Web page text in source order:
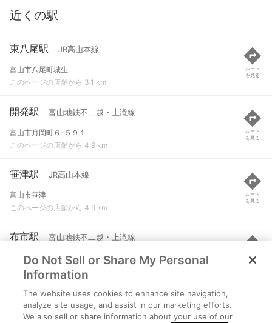
近くの駅
東八尾駅 JR高山本線
富山市八尾町城生
このページの店舗から 3.1 km
ルート
を見る
開発駅 富山地鉄不二越・上滝線
富山市月岡町６-５９１
このページの店舗から 4.9 km
ルート
を見る
笹津駅 JR高山本線
富山市笹津
このページの店舗から 4.9 km
ルート
を見る
布市駅 富山地鉄不二越・上滝線
富山市布市７４７
このページの店舗から 5.3 km
ルート
を見る
小杉駅 富山地鉄不二越・上滝線
富山県富山市小杉
Do Not Sell or Share My Personal
Information
The website uses cookies to enhance site navigation,
analyze site usage, and assist in our marketing efforts.
We also sell or share information about your use of our